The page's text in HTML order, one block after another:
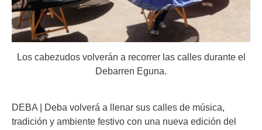
Los cabezudos volverán a recorrer las calles durante el
Debarren Eguna.
DEBA | Deba volverá a llenar sus calles de música,
tradición y ambiente festivo con una nueva edición del